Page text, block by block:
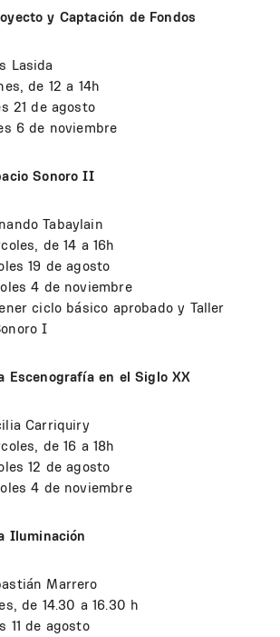
y Captación de Fondos
Lasida
de 12 a 14h
21 de agosto
6 de noviembre
Sonoro II
Tabaylain
de 14 a 16h
19 de agosto
4 de noviembre
ciclo básico aprobado y Taller
I
Escenografía en el Siglo XX
Carriquiry
de 16 a 18h
12 de agosto
4 de noviembre
Iluminación
Marrero
de 14.30 a 16.30 h
11 de agosto